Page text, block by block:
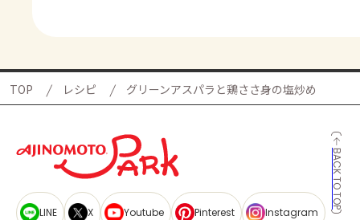
TOP レシピ グリーンアスパラと鶏ささ身の塩炒め
BACK TO TOP
LINE X Youtube Pinterest Instagram